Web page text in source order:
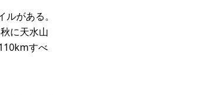
がある。
に天水山
すべ